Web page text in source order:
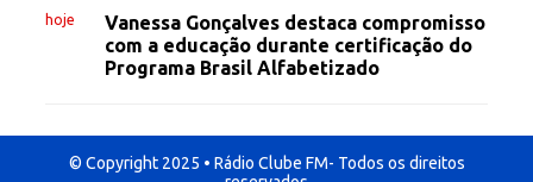
hoje
Vanessa Gonçalves destaca compromisso
com a educação durante certificação do
Programa Brasil Alfabetizado
© Copyright 2025 • Rádio Clube FM- Todos os direitos